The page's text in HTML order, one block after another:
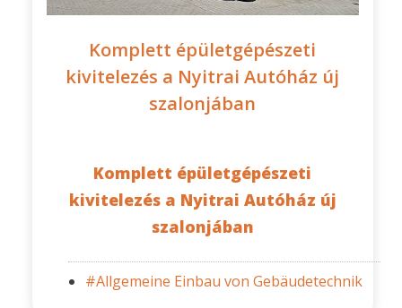
Komplett épületgépészeti
kivitelezés a Nyitrai Autóház új
szalonjában
Komplett épületgépészeti
kivitelezés a Nyitrai Autóház új
szalonjában
#Allgemeine Einbau von Gebäudetechnik